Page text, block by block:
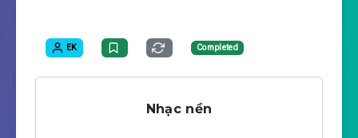
EK Completed
Nhạc nền